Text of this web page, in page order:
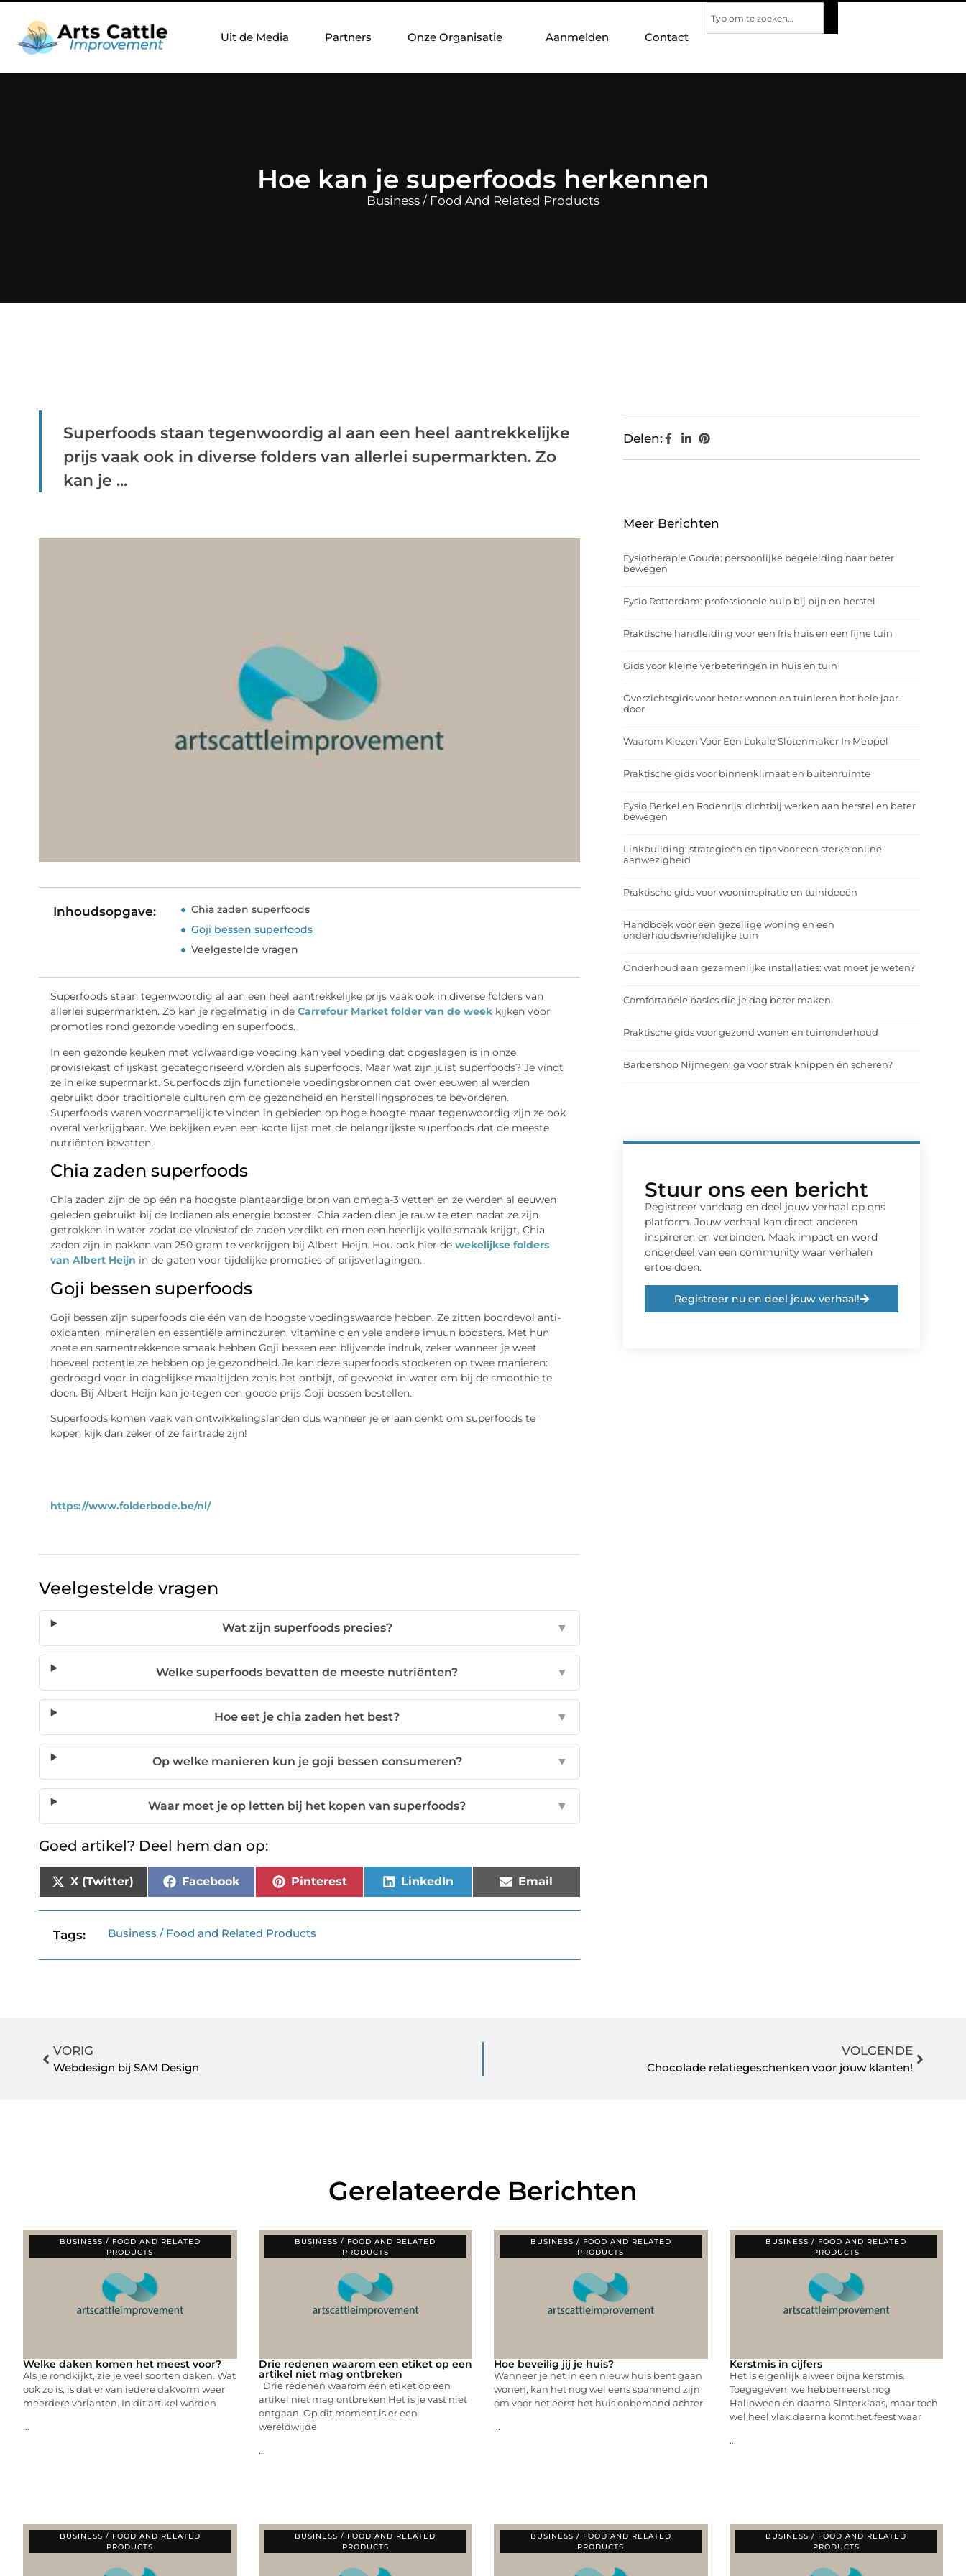
Uit de Media Partners Onze Organisatie Aanmelden Contact
Hoe kan je superfoods herkennen
Business / Food And Related Products
Superfoods staan tegenwoordig al aan een heel aantrekkelijke
prijs vaak ook in diverse folders van allerlei supermarkten. Zo
kan je ...
Inhoudsopgave:
Chia zaden superfoods
Goji bessen superfoods
Veelgestelde vragen
Superfoods staan tegenwoordig al aan een heel aantrekkelijke prijs vaak ook in diverse folders van
allerlei supermarkten. Zo kan je regelmatig in de Carrefour Market folder van de weekkijken voor
promoties rond gezonde voeding en superfoods.
In een gezonde keuken met volwaardige voeding kan veel voeding dat opgeslagen is in onze
provisiekast of ijskast gecategoriseerd worden als superfoods. Maar wat zijn juist superfoods? Je vindt
ze in elke supermarkt. Superfoods zijn functionele voedingsbronnen dat over eeuwen al werden
gebruikt door traditionele culturen om de gezondheid en herstellingsproces te bevorderen.
Superfoods waren voornamelijk te vinden in gebieden op hoge hoogte maar tegenwoordig zijn ze ook
overal verkrijgbaar. We bekijken even een korte lijst met de belangrijkste superfoods dat de meeste
nutriënten bevatten.
Chia zaden superfoods
Chia zaden zijn de op één na hoogste plantaardige bron van omega-3 vetten en ze werden al eeuwen
geleden gebruikt bij de Indianen als energie booster. Chia zaden dien je rauw te eten nadat ze zijn
getrokken in water zodat de vloeistof de zaden verdikt en men een heerlijk volle smaak krijgt. Chia
zaden zijn in pakken van 250 gram te verkrijgen bij Albert Heijn. Hou ook hier de wekelijkse folders
van Albert Heijn in de gaten voor tijdelijke promoties of prijsverlagingen.
Goji bessen superfoods
Goji bessen zijn superfoods die één van de hoogste voedingswaarde hebben. Ze zitten boordevol anti-
oxidanten, mineralen en essentiële aminozuren, vitamine c en vele andere imuun boosters. Met hun
zoete en samentrekkende smaak hebben Goji bessen een blijvende indruk, zeker wanneer je weet
hoeveel potentie ze hebben op je gezondheid. Je kan deze superfoods stockeren op twee manieren:
gedroogd voor in dagelijkse maaltijden zoals het ontbijt, of geweekt in water om bij de smoothie te
doen. Bij Albert Heijn kan je tegen een goede prijs Goji bessen bestellen.
Superfoods komen vaak van ontwikkelingslanden dus wanneer je er aan denkt om superfoods te
kopen kijk dan zeker of ze fairtrade zijn!
https://www.folderbode.be/nl/
Veelgestelde vragen
Wat zijn superfoods precies? ▼
Welke superfoods bevatten de meeste nutriënten? ▼
Hoe eet je chia zaden het best? ▼
Op welke manieren kun je goji bessen consumeren? ▼
Waar moet je op letten bij het kopen van superfoods? ▼
Goed artikel? Deel hem dan op:
X (Twitter) Facebook Pinterest LinkedIn Email
Tags: Business / Food and Related Products
Delen:
Meer Berichten
Fysiotherapie Gouda: persoonlijke begeleiding naar beter
bewegen
Fysio Rotterdam: professionele hulp bij pijn en herstel
Praktische handleiding voor een fris huis en een fijne tuin
Gids voor kleine verbeteringen in huis en tuin
Overzichtsgids voor beter wonen en tuinieren het hele jaar
door
Waarom Kiezen Voor Een Lokale Slotenmaker In Meppel
Praktische gids voor binnenklimaat en buitenruimte
Fysio Berkel en Rodenrijs: dichtbij werken aan herstel en beter
bewegen
Linkbuilding: strategieën en tips voor een sterke online
aanwezigheid
Praktische gids voor wooninspiratie en tuinideeën
Handboek voor een gezellige woning en een
onderhoudsvriendelijke tuin
Onderhoud aan gezamenlijke installaties: wat moet je weten?
Comfortabele basics die je dag beter maken
Praktische gids voor gezond wonen en tuinonderhoud
Barbershop Nijmegen: ga voor strak knippen én scheren?
Stuur ons een bericht
Registreer vandaag en deel jouw verhaal op ons
platform. Jouw verhaal kan direct anderen
inspireren en verbinden. Maak impact en word
onderdeel van een community waar verhalen
ertoe doen.
Registreer nu en deel jouw verhaal!
VORIG
Webdesign bij SAM Design
VOLGENDE
Chocolade relatiegeschenken voor jouw klanten!
Gerelateerde Berichten
BUSINESS / FOOD AND RELATED
PRODUCTS
Welke daken komen het meest voor?
Als je rondkijkt, zie je veel soorten daken. Wat
ook zo is, is dat er van iedere dakvorm weer
meerdere varianten. In dit artikel worden
...
BUSINESS / FOOD AND RELATED
PRODUCTS
Drie redenen waarom een etiket op een
artikel niet mag ontbreken
Drie redenen waarom een etiket op een
artikel niet mag ontbreken Het is je vast niet
ontgaan. Op dit moment is er een
wereldwijde
...
BUSINESS / FOOD AND RELATED
PRODUCTS
Hoe beveilig jij je huis?
Wanneer je net in een nieuw huis bent gaan
wonen, kan het nog wel eens spannend zijn
om voor het eerst het huis onbemand achter
...
BUSINESS / FOOD AND RELATED
PRODUCTS
Kerstmis in cijfers
Het is eigenlijk alweer bijna kerstmis.
Toegegeven, we hebben eerst nog
Halloween en daarna Sinterklaas, maar toch
wel heel vlak daarna komt het feest waar
...
BUSINESS / FOOD AND RELATED
PRODUCTS
BUSINESS / FOOD AND RELATED
PRODUCTS
BUSINESS / FOOD AND RELATED
PRODUCTS
BUSINESS / FOOD AND RELATED
PRODUCTS